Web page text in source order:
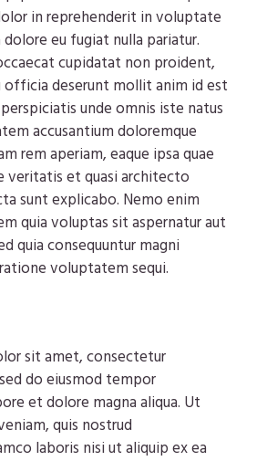
in reprehenderit in voluptate
eu fugiat nulla pariatur.
cupidatat non proident,
officia deserunt mollit anim id est
unde omnis iste natus
accusantium doloremque
rem aperiam, eaque ipsa quae
veritatis et quasi architecto
sunt explicabo. Nemo enim
quia voluptas sit aspernatur aut
quia consequuntur magni
voluptatem sequi.
sit amet, consectetur
do eiusmod tempor
et dolore magna aliqua. Ut
quis nostrud
laboris nisi ut aliquip ex ea